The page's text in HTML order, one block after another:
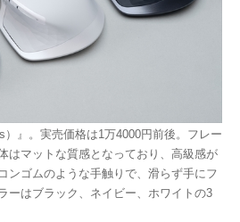
）』。実売価格は1万4000円前後。フレー
はマットな質感となっており、高級感が
ンゴムのような手触りで、滑らず手にフ
ーはブラック、ネイビー、ホワイトの3